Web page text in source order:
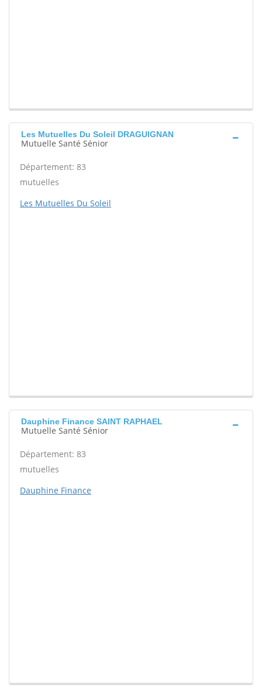
Les Mutuelles Du Soleil DRAGUIGNAN
Mutuelle Santé Sénior
Département: 83
mutuelles
Les Mutuelles Du Soleil
Dauphine Finance SAINT RAPHAEL
Mutuelle Santé Sénior
Département: 83
mutuelles
Dauphine Finance